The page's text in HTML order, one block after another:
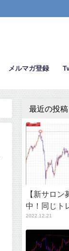
メルマガ登録
最近の投稿
【新サロ
中！同じト
2022.12.21